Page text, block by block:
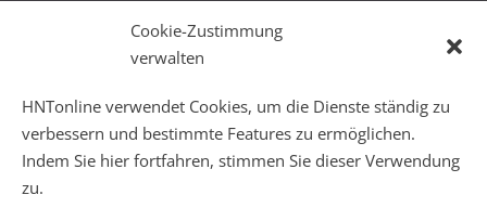
Cookie-Zustimmung
verwalten
HNTonline verwendet Cookies, um die Dienste ständig zu
verbessern und bestimmte Features zu ermöglichen.
Indem Sie hier fortfahren, stimmen Sie dieser Verwendung
zu.
Mo + Mi 16:00 – 18:00 Uhr
Mo – Fr 08:00 – 22:00 Uhr
Sa + So 10:00 – 18:00 Uhr